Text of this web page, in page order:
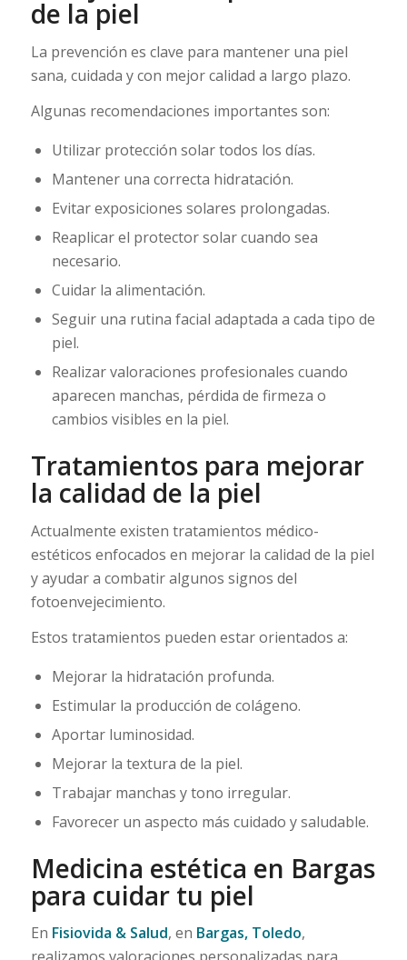
de la piel
La prevención es clave para mantener una piel
sana, cuidada y con mejor calidad a largo plazo.
Algunas recomendaciones importantes son:
Utilizar protección solar todos los días.
Mantener una correcta hidratación.
Evitar exposiciones solares prolongadas.
Reaplicar el protector solar cuando sea
necesario.
Cuidar la alimentación.
Seguir una rutina facial adaptada a cada tipo de
piel.
Realizar valoraciones profesionales cuando
aparecen manchas, pérdida de firmeza o
cambios visibles en la piel.
Tratamientos para mejorar
la calidad de la piel
Actualmente existen tratamientos médico-
estéticos enfocados en mejorar la calidad de la piel
y ayudar a combatir algunos signos del
fotoenvejecimiento.
Estos tratamientos pueden estar orientados a:
Mejorar la hidratación profunda.
Estimular la producción de colágeno.
Aportar luminosidad.
Mejorar la textura de la piel.
Trabajar manchas y tono irregular.
Favorecer un aspecto más cuidado y saludable.
Medicina estética en Bargas
para cuidar tu piel
En Fisiovida & Salud, en Bargas, Toledo,